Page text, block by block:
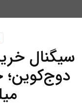
سیگنال
دوج‌کوین؛